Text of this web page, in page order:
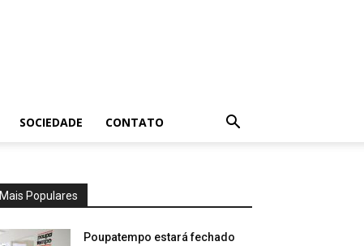
SOCIEDADE CONTATO
Mais Populares
Poupatempo estará fechado